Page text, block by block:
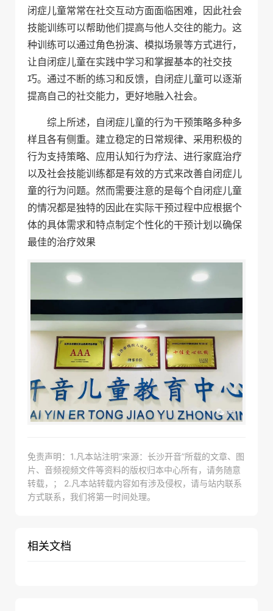
闭症儿童常常在社交互动方面面临困难，因此社会
技能训练可以帮助他们提高与他人交往的能力。这
种训练可以通过角色扮演、模拟场景等方式进行，
让自闭症儿童在实践中学习和掌握基本的社交技
巧。通过不断的练习和反馈，自闭症儿童可以逐渐
提高自己的社交能力，更好地融入社会。
综上所述，自闭症儿童的行为干预策略多种多
样且各有侧重。建立稳定的日常规律、采用积极的
行为支持策略、应用认知行为疗法、进行家庭治疗
以及社会技能训练都是有效的方式来改善自闭症儿
童的行为问题。然而需要注意的是每个自闭症儿童
的情况都是独特的因此在实际干预过程中应根据个
体的具体需求和特点制定个性化的干预计划以确保
最佳的治疗效果
免责声明：1.凡本站注明“来源：长沙开音”所载的文章、图
片、音频视频文件等资料的版权归本中心所有，请务随意
转载，； 2.凡本站转载内容如有涉及侵权，请与站内联系
方式联系，我们将第一时间处理。
相关文档